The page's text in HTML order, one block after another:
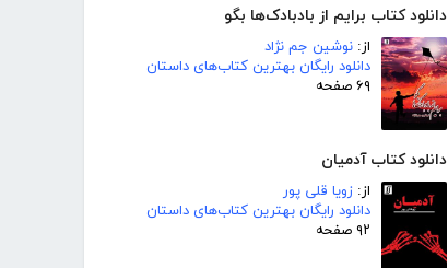
دانلود کتاب برایم از بادبادک‌ها بگو
از: نوشین جم نژاد
دانلود رایگان بهترین کتاب‌های داستان
۶۹ صفحه
دانلود کتاب آدمیان
از: زویا قلی پور
دانلود رایگان بهترین کتاب‌های داستان
۹۲ صفحه